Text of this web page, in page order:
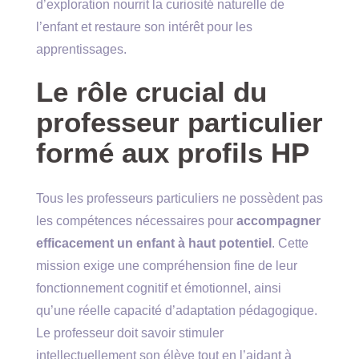
d’exploration nourrit la curiosité naturelle de
l’enfant et restaure son intérêt pour les
apprentissages.
Le rôle crucial du
professeur particulier
formé aux profils HP
Tous les professeurs particuliers ne possèdent pas
les compétences nécessaires pour accompagner
efficacement un enfant à haut potentiel . Cette
mission exige une compréhension fine de leur
fonctionnement cognitif et émotionnel, ainsi
qu’une réelle capacité d’adaptation pédagogique.
Le professeur doit savoir stimuler
intellectuellement son élève tout en l’aidant à